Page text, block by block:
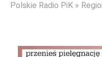
Polskie Radio PiK